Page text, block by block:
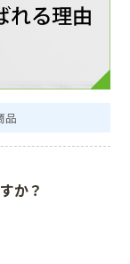
品
か？